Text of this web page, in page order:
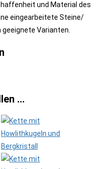
und Material des
eingearbeitete Steine/
Varianten.
…